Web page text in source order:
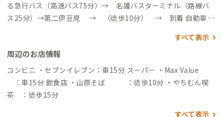
る急行バス（高速バス75分）→ 名護バスターミナル（路線バ
ス25分）→第二伊豆見 → （徒歩10分） → 到着 自動車で
C→（高速道45分）→許田IC→（一般道30分）→ 到着
すべて表示
周辺のお店情報
コンビニ ・セブンイレブン：車15分 スーパー ・Max Value
：車15分 飲食店 ・山原そば ：徒歩10分 ・やちむん喫
茶 ：徒歩15分
すべて表示